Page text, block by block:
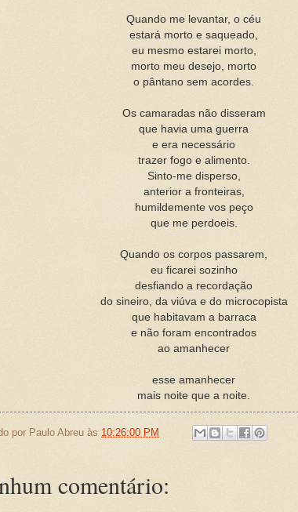
Quando me levantar, o céu
estará morto e saqueado,
eu mesmo estarei morto,
morto meu desejo, morto
o pântano sem acordes.
Os camaradas não disseram
que havia uma guerra
e era necessário
trazer fogo e alimento.
Sinto-me disperso,
anterior a fronteiras,
humildemente vos peço
que me perdoeis.
Quando os corpos passarem,
eu ficarei sozinho
desfiando a recordação
do sineiro, da viúva e do microcopista
que habitavam a barraca
e não foram encontrados
ao amanhecer
esse amanhecer
mais noite que a noite.
por Paulo Abreu às 10:26:00 PM
comentário: